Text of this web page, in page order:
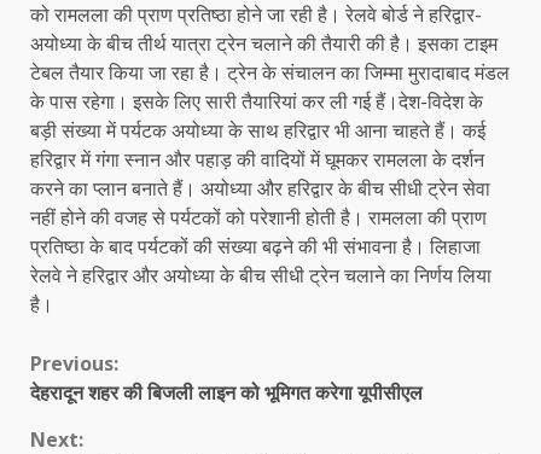
को रामलला की प्राण प्रतिष्ठा होने जा रही है। रेलवे बोर्ड ने हरिद्वार-
अयोध्या के बीच तीर्थ यात्रा ट्रेन चलाने की तैयारी की है। इसका टाइम
टेबल तैयार किया जा रहा है। ट्रेन के संचालन का जिम्मा मुरादाबाद मंडल
के पास रहेगा। इसके लिए सारी तैयारियां कर ली गई हैं।देश-विदेश के
बड़ी संख्या में पर्यटक अयोध्या के साथ हरिद्वार भी आना चाहते हैं। कई
हरिद्वार में गंगा स्नान और पहाड़ की वादियों में घूमकर रामलला के दर्शन
करने का प्लान बनाते हैं। अयोध्या और हरिद्वार के बीच सीधी ट्रेन सेवा
नहीं होने की वजह से पर्यटकों को परेशानी होती है। रामलला की प्राण
प्रतिष्ठा के बाद पर्यटकों की संख्या बढ़ने की भी संभावना है। लिहाजा
रेलवे ने हरिद्वार और अयोध्या के बीच सीधी ट्रेन चलाने का निर्णय लिया
है।
Continue
Reading
Previous:
देहरादून शहर की बिजली लाइन को भूमिगत करेगा यूपीसीएल
Next: